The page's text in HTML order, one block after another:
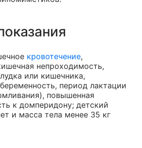
кровотечение,
непроходимость,
или кишечника,
период лактации
повышенная
к домперидону; детский
и масса тела менее 35 кг